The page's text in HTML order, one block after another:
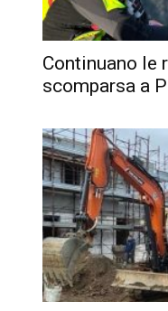
Continuano le
scomparsa a